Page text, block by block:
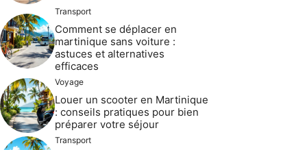
Transport
Comment se déplacer en
martinique sans voiture :
astuces et alternatives
efficaces
Voyage
Louer un scooter en Martinique
: conseils pratiques pour bien
préparer votre séjour
Transport